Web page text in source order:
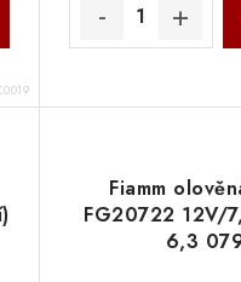
Fiamm
FG20722 12V/
6,3